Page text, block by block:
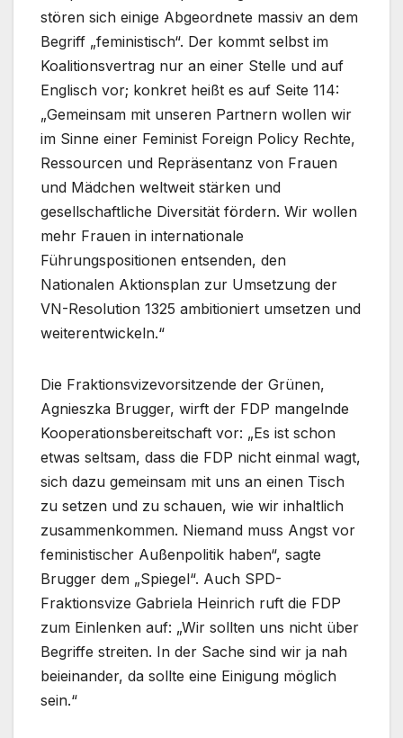
stören sich einige Abgeordnete massiv an dem
Begriff „feministisch“. Der kommt selbst im
Koalitionsvertrag nur an einer Stelle und auf
Englisch vor; konkret heißt es auf Seite 114:
„Gemeinsam mit unseren Partnern wollen wir
im Sinne einer Feminist Foreign Policy Rechte,
Ressourcen und Repräsentanz von Frauen
und Mädchen weltweit stärken und
gesellschaftliche Diversität fördern. Wir wollen
mehr Frauen in internationale
Führungspositionen entsenden, den
Nationalen Aktionsplan zur Umsetzung der
VN-Resolution 1325 ambitioniert umsetzen und
weiterentwickeln.“
Die Fraktionsvizevorsitzende der Grünen,
Agnieszka Brugger, wirft der FDP mangelnde
Kooperationsbereitschaft vor: „Es ist schon
etwas seltsam, dass die FDP nicht einmal wagt,
sich dazu gemeinsam mit uns an einen Tisch
zu setzen und zu schauen, wie wir inhaltlich
zusammenkommen. Niemand muss Angst vor
feministischer Außenpolitik haben“, sagte
Brugger dem „Spiegel“. Auch SPD-
Fraktionsvize Gabriela Heinrich ruft die FDP
zum Einlenken auf: „Wir sollten uns nicht über
Begriffe streiten. In der Sache sind wir ja nah
beieinander, da sollte eine Einigung möglich
sein.“